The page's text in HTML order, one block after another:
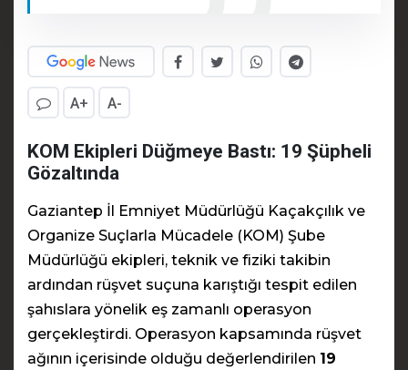
A+ A-
KOM Ekipleri Düğmeye Bastı: 19 Şüpheli
Gözaltında
Gaziantep İl Emniyet Müdürlüğü Kaçakçılık ve
Organize Suçlarla Mücadele (KOM) Şube
Müdürlüğü ekipleri, teknik ve fiziki takibin
ardından rüşvet suçuna karıştığı tespit edilen
şahıslara yönelik eş zamanlı operasyon
gerçekleştirdi. Operasyon kapsamında rüşvet
ağının içerisinde olduğu değerlendirilen 19